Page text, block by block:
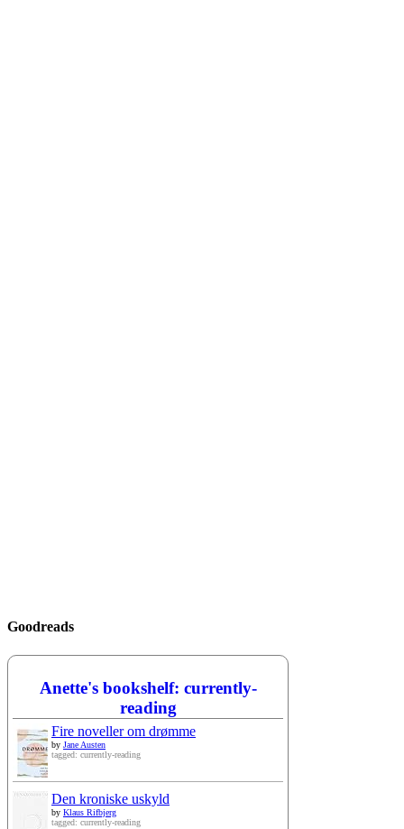
Goodreads
Anette's bookshelf: currently-
reading
Fire noveller om drømme
by Jane Austen
tagged: currently-reading
Den kroniske uskyld
by Klaus Rifbjerg
tagged: currently-reading